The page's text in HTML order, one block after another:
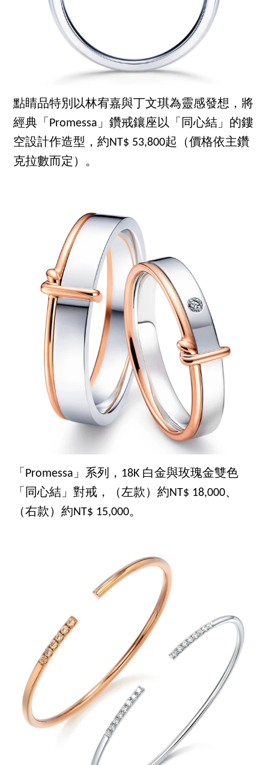
點睛品特別以林宥嘉與丁文琪為靈感發想，將
經典「Promessa」鑽戒鑲座以「同心結」的鏤
空設計作造型，約NT$ 53,800起（價格依主鑽
克拉數而定）。
「Promessa」系列，18K 白金與玫瑰金雙色
「同心結」對戒，（左款）約NT$ 18,000、
（右款）約NT$ 15,000。